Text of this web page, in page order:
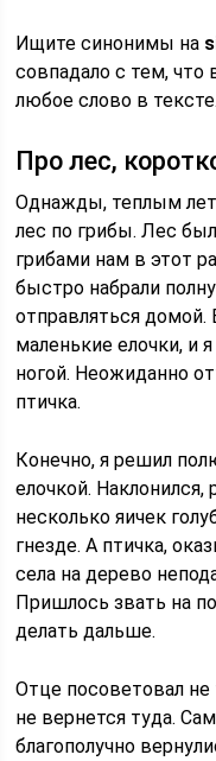
Ищите синонимы на
совпадало с тем, что
любое слово в тексте.
Про лес,
Однажды, теплым
лес по грибы. Лес
грибами нам в этот
быстро набрали
отправляться
маленькие елочки, и
ногой. Неожиданно
птичка.
Конечно, я решил
елочкой. Наклонился,
несколько яичек
гнезде. А птичка,
села на дерево
Пришлось звать на
делать дальше.
Отце посоветовал не
не вернется туда.
благополучно